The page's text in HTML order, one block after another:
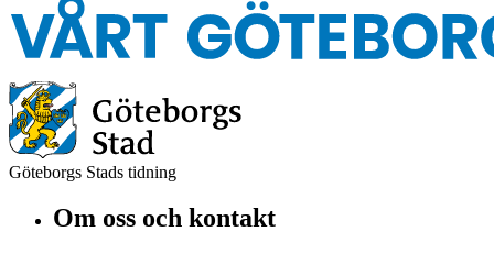
Göteborgs Stads tidning
Om oss och kontakt